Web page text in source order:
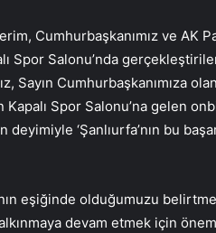
Cumhurbaşkanımız ve AK
Spor Salonu’nda
Sayın Cumhurbaşkanımıza
Spor Salonu’na gelen
deyimiyle ‘Şanlıurfa’nın bu
eşiğinde olduğumuzu
devam etmek için